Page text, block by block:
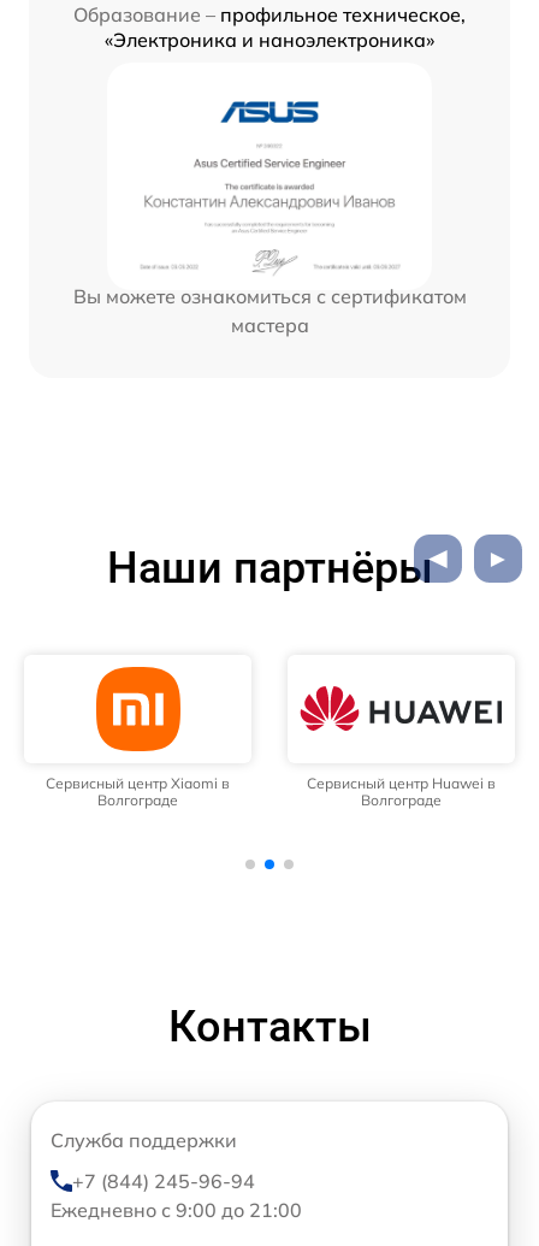
Образование – профильное техническое,
«Электроника и наноэлектроника»
Вы можете ознакомиться с сертификатом
мастера
Наши партнёры
Сервисный центр Xiaomi в
Волгограде
Сервисный центр Huawei в
Волгограде
Контакты
Служба поддержки
+7 (844) 245-96-94
Ежедневно с 9:00 до 21:00